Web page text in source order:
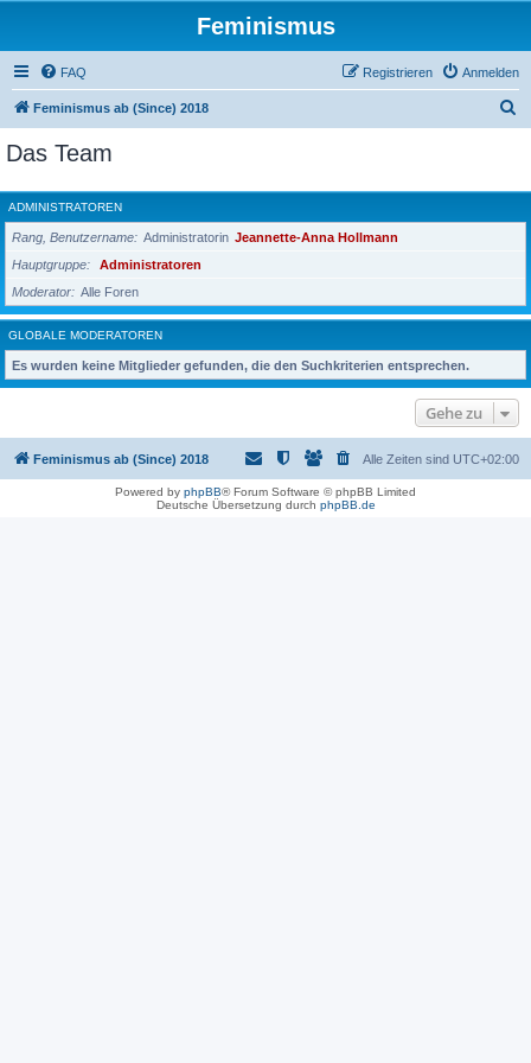
Feminismus
FAQ Anmelden
Registrieren
Feminismus ab (Since) 2018
h
e
Das Team
ADMINISTRATOREN
Rang, Benutzername Administratorin Jeannette-Anna Hollmann
Hauptgruppe
Administratoren
Moderator
Alle Foren
GLOBALE MODERATOREN
Es wurden keine Mitglieder gefunden, die den Suchkriterien entsprechen.
Gehe zu
Feminismus ab (Since) 2018 Alle Zeiten sind UTC+02:00
Powered by phpBB® Forum Software © phpBB Limited
Deutsche Übersetzung durch phpBB.de